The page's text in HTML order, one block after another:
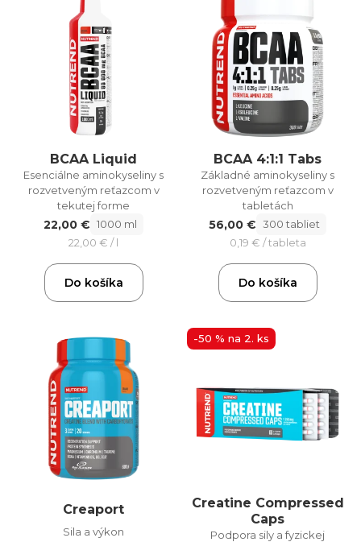
BCAA Liquid
Esenciálne aminokyseliny s
rozvetveným reťazcom v
tekutej forme
22,00 € 1000 ml
22,00 € / l
Do košíka
BCAA 4:1:1 Tabs
Základné aminokyseliny s
rozvetveným reťazcom v
tabletách
56,00 € 300 tabliet
0,19 € / tableta
Do košíka
Creaport
Sila a výkon
-50 % na 2. ks
Creatine Compressed
Caps
Podpora sily a fyzickej